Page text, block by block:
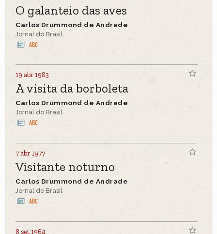
O galanteio das aves
Carlos Drummond de Andrade
Jornal do Brasil
19 abr 1983
A visita da borboleta
Carlos Drummond de Andrade
Jornal do Brasil
7 abr 1977
Visitante noturno
Carlos Drummond de Andrade
Jornal do Brasil
8 set 1964